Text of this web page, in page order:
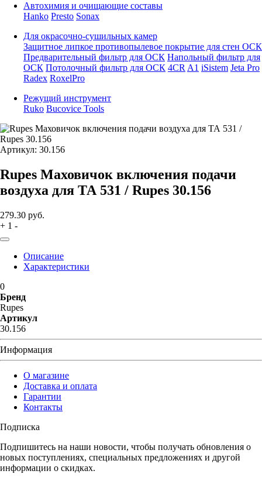
Автохимия и очищающие составы
Hanko Presto Sonax
Для окрасочно-сушильных камер
Защитное липкое противопылевое покрытие для стен ОСК
Предварительный фильтр для ОСК Напольный фильтр для
ОСК Потолочный фильтр для ОСК 4CR A1 iSistem Jeta Pro
Radex RoxelPro
Режущий инструмент
Ruko Bucovice Tools
Артикул: 30.156
Rupes Маховичок включения подачи
воздуха для ТА 531 / Rupes 30.156
279.30 руб.
+ 1 -
Описание
Характеристики
0
Бренд
Rupes
Артикул
30.156
Информация
О магазине
Доставка и оплата
Гарантии
Контакты
Подписка
Подпишитесь на наши новости, чтобы получать обновления о
новых поступлениях, специальных предложениях и другой
информации о скидках.